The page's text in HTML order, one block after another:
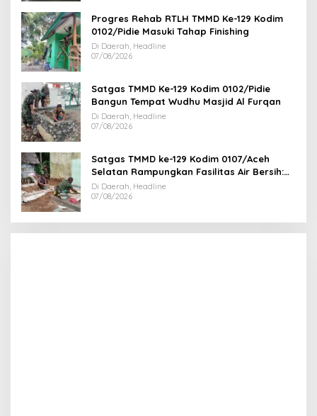
Progres Rehab RTLH TMMD Ke-129 Kodim
0102/Pidie Masuki Tahap Finishing
Di Daerah, Headline
07/08/2026
Satgas TMMD Ke-129 Kodim 0102/Pidie
Bangun Tempat Wudhu Masjid Al Furqan
Di Daerah, Headline
07/08/2026
Satgas TMMD ke-129 Kodim 0107/Aceh
Selatan Rampungkan Fasilitas Air Bersih:
Tapak Tower Mulai Dipasang
Di Daerah, Headline
07/08/2026